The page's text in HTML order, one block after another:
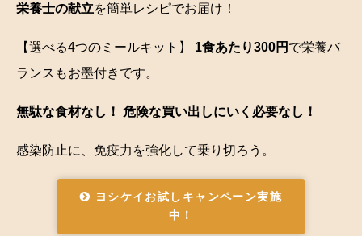
栄養士の献立を簡単レシピでお届け！
【選べる4つのミールキット】 1食あたり300円 で栄養バ
ランスもお墨付きです。
無駄な食材なし！ 危険な買い出しにいく必要なし！
感染防止に、免疫力を強化して乗り切ろう。
ヨシケイお試しキャンペーン実施
中！